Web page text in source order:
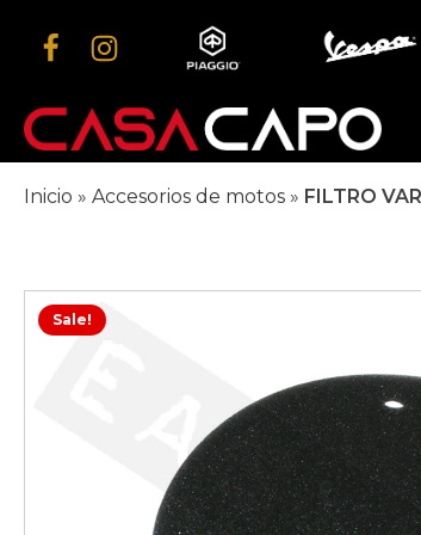
Inicio » Accesorios de motos » FILTRO
Sale!